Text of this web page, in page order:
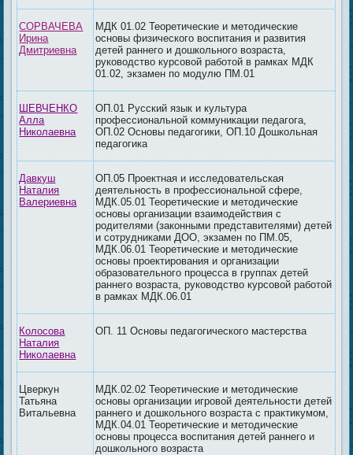
СОРВАЧЕВА
Ирина
Дмитриевна
МДК 01.02 Теоретические и методические
основы физического воспитания и развития
детей раннего и дошкольного возраста,
руководство курсовой работой в рамках МДК
01.02, экзамен по модулю ПМ.01
ШЕВЧЕНКО
Алла
Николаевна
ОП.01 Русский язык и культура
профессиональной коммуникации педагога,
ОП.02 Основы педагогики, ОП.10 Дошкольная
педагогика
Давкуш
Наталия
Валериевна
ОП.05 Проектная и исследовательская
деятельность в профессиональной сфере,
МДК.05.01 Теоретические и методические
основы организации взаимодействия с
родителями (законными представителями) детей
и сотрудниками ДОО, экзамен по ПМ.05,
МДК.06.01 Теоретические и методические
основы проектирования и организации
образовательного процесса в группах детей
раннего возраста, руководство курсовой работой
в рамках МДК.06.01
Колосова
Наталия
Николаевна
ОП. 11 Основы педагогического мастерства
Цверкун
Татьяна
Витальевна
МДК.02.02 Теоретические и методические
основы организации игровой деятельности детей
раннего и дошкольного возраста с практикумом,
МДК.04.01 Теоретические и методические
основы процесса воспитания детей раннего и
дошкольного возраста